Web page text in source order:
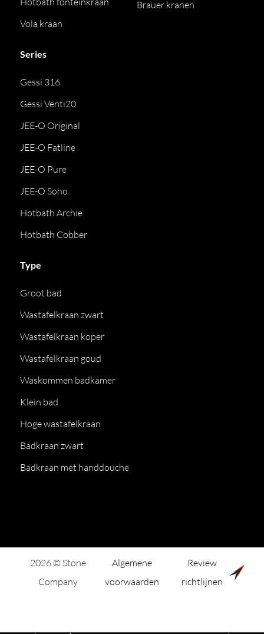
Vola kraan
Brauer kranen
Series
Gessi 316
Gessi Venti20
JEE-O Original
JEE-O Fatline
JEE-O Pure
JEE-O Soho
Hotbath Archie
Hotbath Cobber
Type
Groot bad
Wastafelkraan zwart
Wastafelkraan koper
Wastafelkraan goud
Waskommen badkamer
Klein bad
Hoge wastafelkraan
Badkraan zwart
Badkraan met handdouche
2026 © Stone
Company
Algemene
voorwaarden
Review
richtlijnen